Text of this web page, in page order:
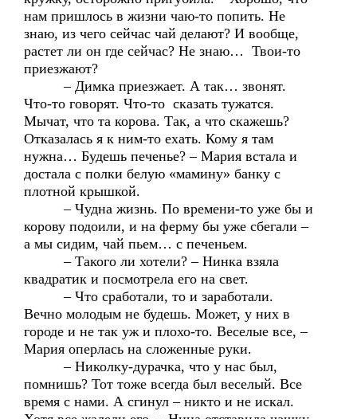
нам пришлось в жизни чаю-то попить. Не
знаю, из чего сейчас чай делают? И вообще,
растет ли он где сейчас? Не знаю… Твои-то
приезжают?
– Димка приезжает. А так… звонят.
Что-то говорят. Что-то сказать тужатся.
Мычат, что та корова. Так, а что скажешь?
Отказалась я к ним-то ехать. Кому я там
нужна… Будешь печенье? – Мария встала и
достала с полки белую «мамину» банку с
плотной крышкой.
– Чудна жизнь. По времени-то уже бы и
корову подоили, и на ферму бы уже сбегали –
а мы сидим, чай пьем… с печеньем.
– Такого ли хотели? – Нинка взяла
квадратик и посмотрела его на свет.
– Что сработали, то и заработали.
Вечно молодым не будешь. Может, у них в
городе и не так уж и плохо-то. Веселые все, –
Мария оперлась на сложенные руки.
– Николку-дурачка, что у нас был,
помнишь? Тот тоже всегда был веселый. Все
время с нами. А сгинул – никто и не искал.